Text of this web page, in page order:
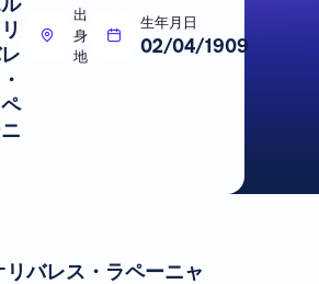
出
身
地
生年月日
02/04/1909
リバレス・ラペーニャ